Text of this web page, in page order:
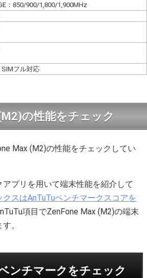
：850/900/1,800/1,900MHz
SIMフル対応
の性能をチェック
Max (M2)の性能をチェックしてい
プリを用いて端末性能を紹介して
クスはAnTuTuベンチマークスコアを
項目でZenFone Max (M2)の端末
。
ンチマークをチェック